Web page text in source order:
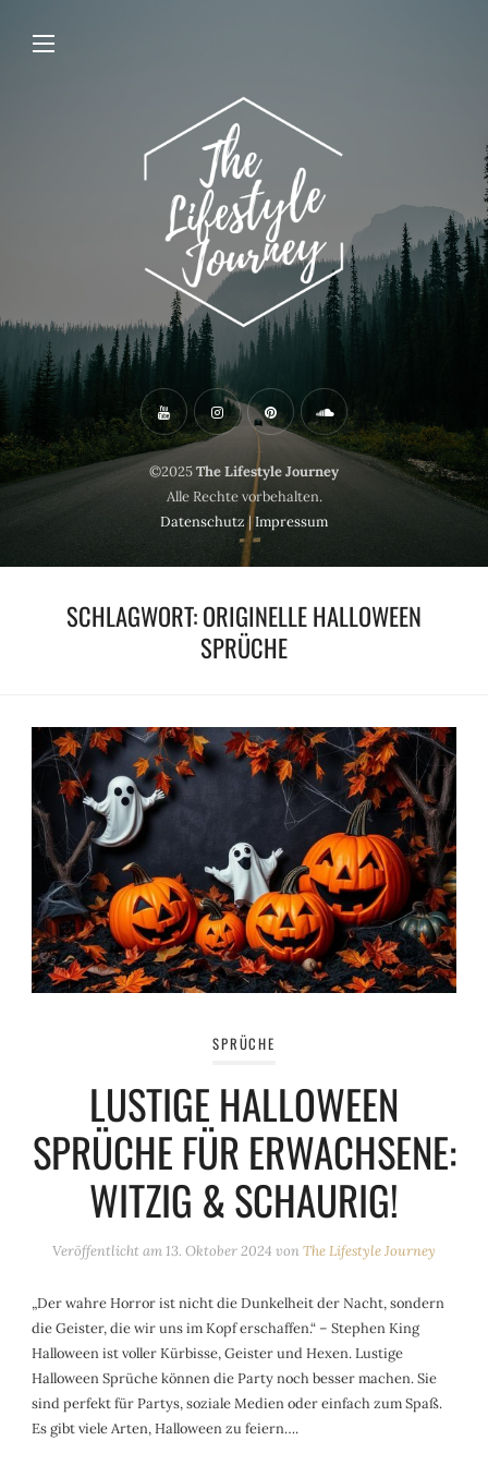
©2025The Lifestyle Journey
Alle Rechte vorbehalten.
Datenschutz|Impressum
SCHLAGWORT:ORIGINELLE HALLOWEEN
SPRÜCHE
SPRÜCHE
LUSTIGE HALLOWEEN
SPRÜCHE FÜR ERWACHSENE:
WITZIG & SCHAURIG!
Veröffentlicht am13. Oktober 2024 vonThe Lifestyle Journey
„Der wahre Horror ist nicht die Dunkelheit der Nacht, sondern
die Geister, die wir uns im Kopf erschaffen.“ – Stephen King
Halloween ist voller Kürbisse, Geister und Hexen. Lustige
Halloween Sprüche können die Party noch besser machen. Sie
sind perfekt für Partys, soziale Medien oder einfach zum Spaß.
Es gibt viele Arten, Halloween zu feiern….